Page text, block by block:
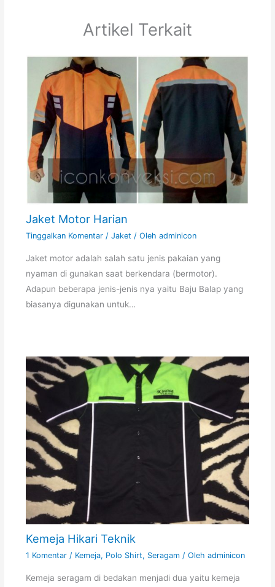
Artikel Terkait
Jaket Motor Harian
Tinggalkan Komentar / Jaket / Oleh adminicon
Jaket motor adalah salah satu jenis pakaian yang
nyaman di gunakan saat berkendara (bermotor).
Adapun beberapa jenis-jenis nya yaitu Baju Balap yang
biasanya digunakan untuk…
Kemeja Hikari Teknik
1 Komentar / Kemeja, Polo Shirt, Seragam/ Oleh adminicon
Kemeja seragam di bedakan menjadi dua yaitu kemeja